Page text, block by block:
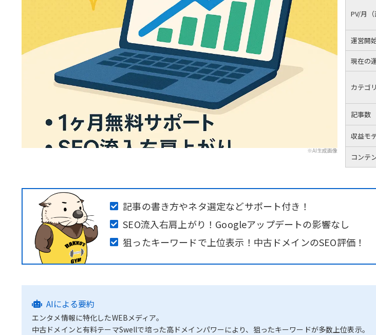
※AI生成画像
PV/月（
運営開
現在の
カテゴリ
記事数
収益モ
コンテ
記事の書き方やネタ選定などサポート付き！
SEO流入右肩上がり！Googleアップデートの影響なし
狙ったキーワードで上位表示！中古ドメインのSEO評価！
AIによる要約
エンタメ情報に特化したWEBメディア。
中古ドメインと有料テーマSwellで培った高ドメインパワーにより、狙ったキーワードが多数上位表示。